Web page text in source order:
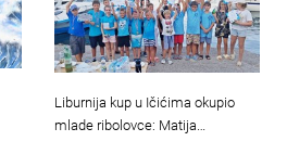
Liburnija kup u Ičićima okupio
mlade ribolovce: Matija…